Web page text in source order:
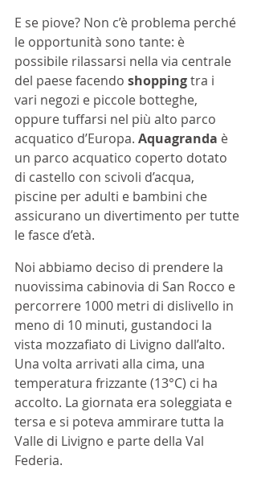
E se piove? Non c’è problema perché
le opportunità sono tante: è
possibile rilassarsi nella via centrale
del paese facendo shopping tra i
vari negozi e piccole botteghe,
oppure tuffarsi nel più alto parco
acquatico d’Europa. Aquagranda è
un parco acquatico coperto dotato
di castello con scivoli d’acqua,
piscine per adulti e bambini che
assicurano un divertimento per tutte
le fasce d’età.
Noi abbiamo deciso di prendere la
nuovissima cabinovia di San Rocco e
percorrere 1000 metri di dislivello in
meno di 10 minuti, gustandoci la
vista mozzafiato di Livigno dall’alto.
Una volta arrivati alla cima, una
temperatura frizzante (13°C) ci ha
accolto. La giornata era soleggiata e
tersa e si poteva ammirare tutta la
Valle di Livigno e parte della Val
Federia.